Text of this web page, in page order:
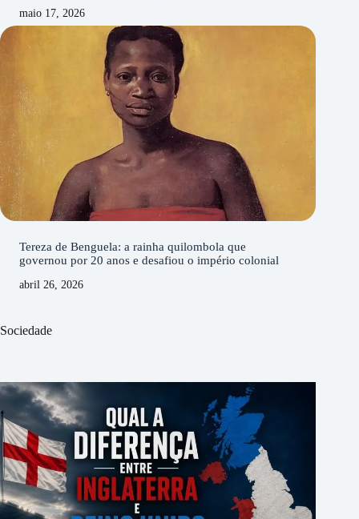
maio 17, 2026
Tereza de Benguela: a rainha quilombola que
governou por 20 anos e desafiou o império colonial
abril 26, 2026
Sociedade